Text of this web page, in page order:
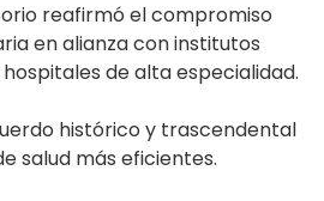
reafirmó el compromiso
en alianza con institutos
de alta especialidad.
histórico y trascendental
salud más eficientes.